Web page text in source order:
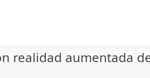
realidad aumentada